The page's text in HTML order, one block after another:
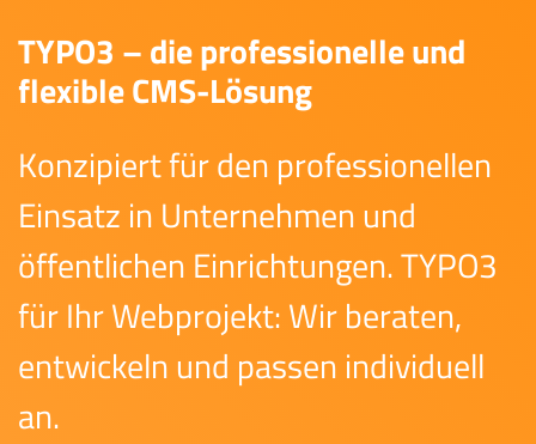
TYPO3 – die professionelle und
flexible CMS-Lösung
Konzipiert für den professionellen
Einsatz in Unternehmen und
öffentlichen Einrichtungen. TYPO3
für Ihr Webprojekt: Wir beraten,
entwickeln und passen individuell
an.